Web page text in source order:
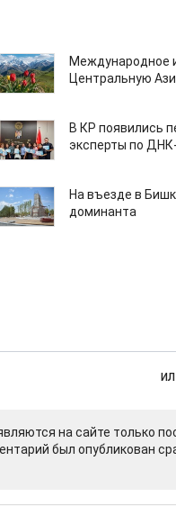
Международное
Центральную
В КР появились
эксперты по
На въезде в
доминанта
на сайте только
был опубликован